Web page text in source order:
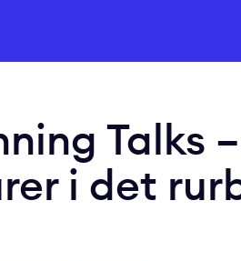
Talks
i det